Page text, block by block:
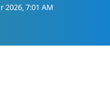
2026, 7:01 AM